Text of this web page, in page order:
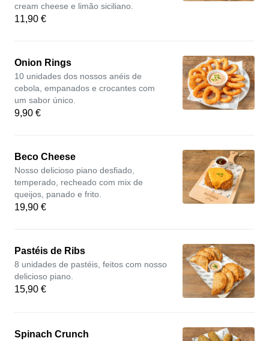
cream cheese e limão siciliano.
11,90 €
Onion Rings
10 unidades dos nossos anéis de
cebola, empanados e crocantes com
um sabor único.
9,90 €
Beco Cheese
Nosso delicioso piano desfiado,
temperado, recheado com mix de
queijos, panado e frito.
19,90 €
Pastéis de Ribs
8 unidades de pastéis, feitos com nosso
delicioso piano.
15,90 €
Spinach Crunch